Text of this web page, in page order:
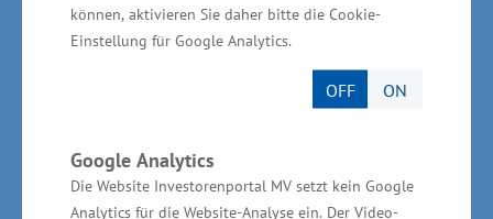
können, aktivieren Sie daher bitte die Cookie-
Einstellung für Google Analytics.
OFF ON
Google Analytics
Die Website Investorenportal MV setzt kein Google
Analytics für die Website-Analyse ein. Der Video-
Das Wirtschaftsministerium unterstützt das
Vorhaben auf Grundlage der
Gemeinschaftsaufgabe zur „Verbesserung der
regionalen Wirtschaftsstruktur“ (GRW) in
Verbindung mit Mitteln des „Europäischen
Fonds für regionale Entwicklung“ (EFRE) mit